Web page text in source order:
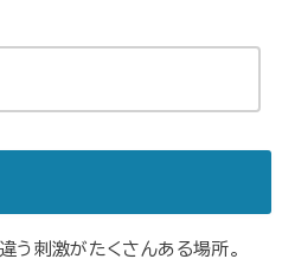
う刺激がたくさんある場所。